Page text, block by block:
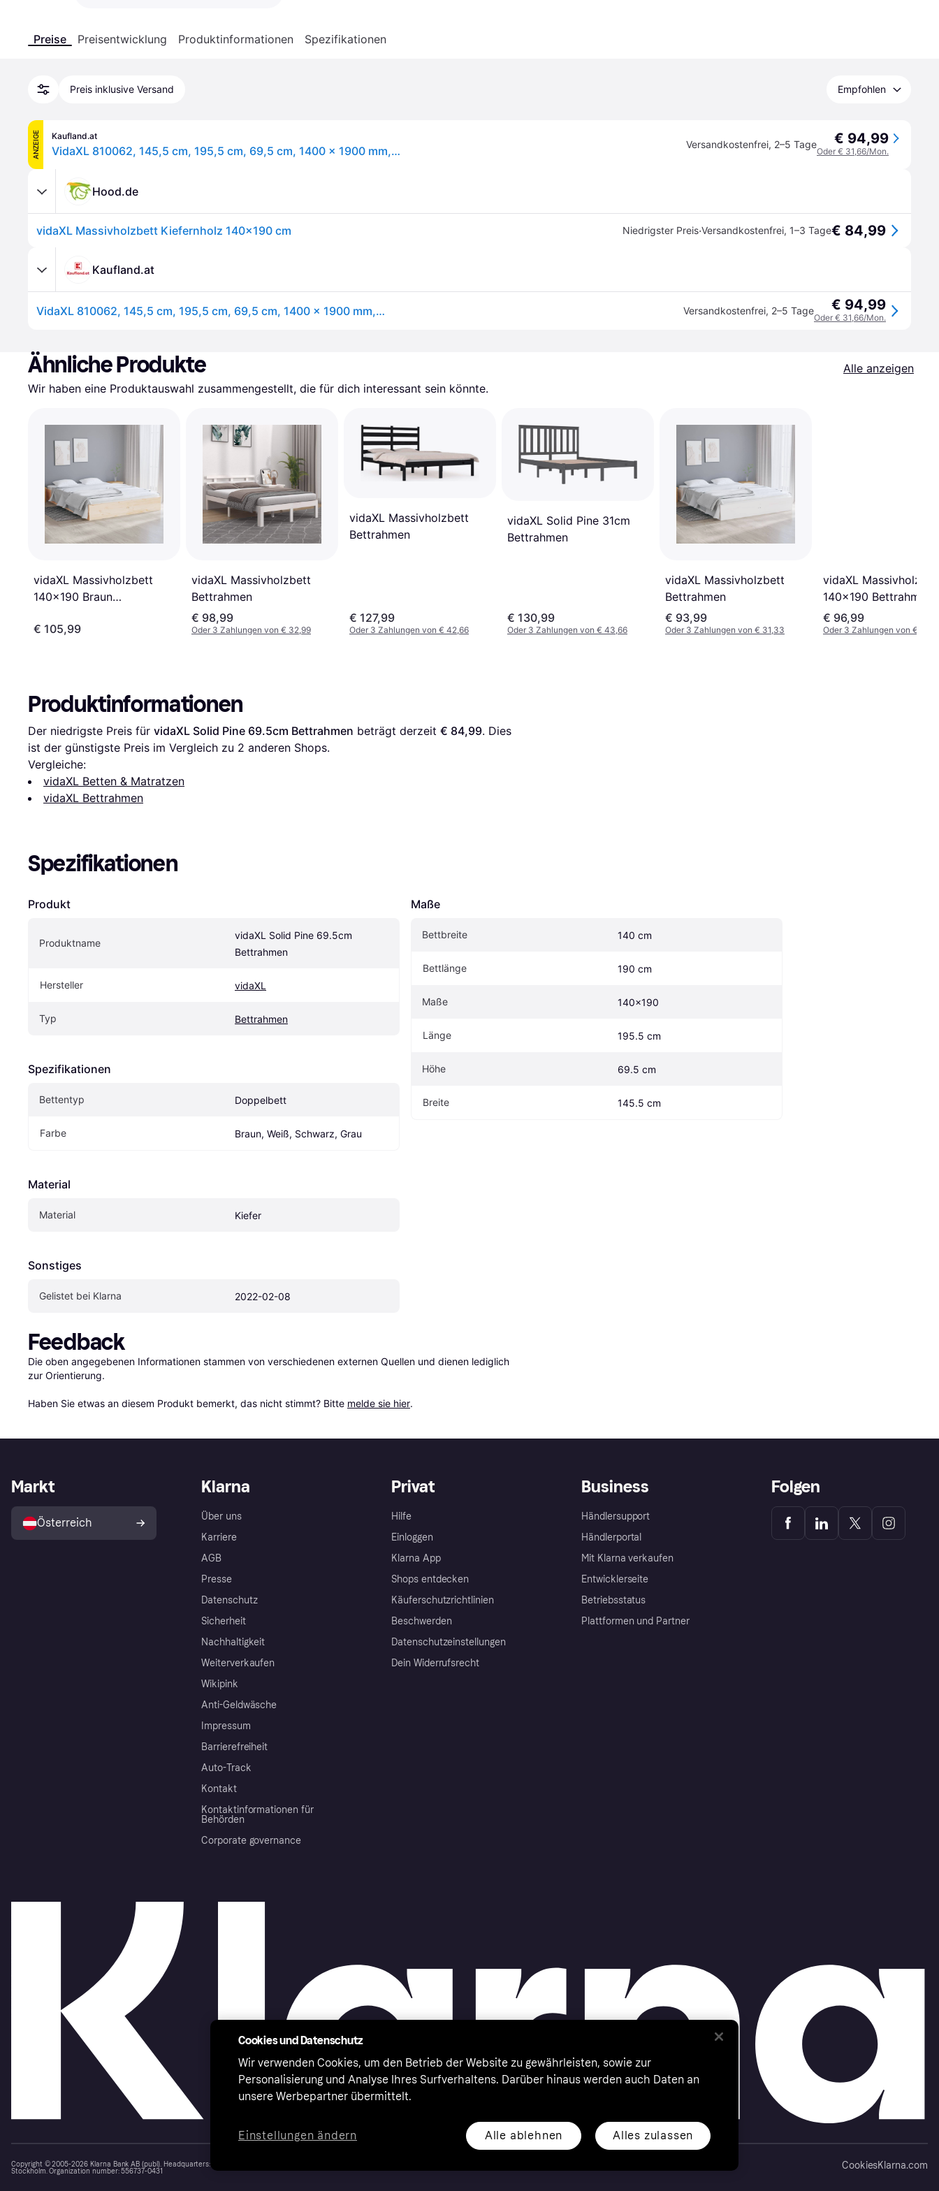
Preise Preisentwicklung Produktinformationen Spezifikationen
Preis inklusive Versand Empfohlen
ANZEIGE Kaufland.at
VidaXL 810062, 145,5 cm, 195,5 cm, 69,5 cm, 1400 x 1900 mm, 1 Stück(e) Versandkostenfrei, 2–5 Tage € 94,99
Oder € 31,66/Mon.
Hood.de
vidaXL Massivholzbett Kiefernholz 140x190 cm Niedrigster Preis·Versandkostenfrei, 1–3 Tage€ 84,99
Kaufland.at
VidaXL 810062, 145,5 cm, 195,5 cm, 69,5 cm, 1400 x 1900 mm, 1 Stück(e) Versandkostenfrei, 2–5 Tage € 94,99
Oder € 31,66/Mon.
Ähnliche Produkte
Alle anzeigen
Wir haben eine Produktauswahl zusammengestellt, die für dich interessant sein könnte.
vidaXL Massivholzbett
140x190 Braun
€ 105,99
vidaXL Massivholzbett
Bettrahmen
€ 98,99
Oder 3 Zahlungen von € 32,99
vidaXL Massivholzbett
Bettrahmen
€ 127,99
Oder 3 Zahlungen von € 42,66
vidaXL Solid Pine 31cm
Bettrahmen
€ 130,99
Oder 3 Zahlungen von € 43,66
vidaXL Massivholzbett
Bettrahmen
€ 93,99
Oder 3 Zahlungen von € 31,33
vidaXL
140x190 Bettrahmen
€ 96,99
Oder 3 Zahlungen von €
Produktinformationen
Der niedrigste Preis für vidaXL Solid Pine 69.5cm Bettrahmen beträgt derzeit € 84,99. Dies
ist der günstigste Preis im Vergleich zu 2 anderen Shops.
Vergleiche:
vidaXL Betten & Matratzen
vidaXL Bettrahmen
Spezifikationen
Produkt
Produktname
vidaXL Solid Pine 69.5cm
Bettrahmen
Hersteller vidaXL
Typ Bettrahmen
Spezifikationen
Bettentyp Doppelbett
Farbe Braun, Weiß, Schwarz, Grau
Material
Material Kiefer
Sonstiges
Gelistet bei Klarna 2022-02-08
Maße
Bettbreite 140 cm
Bettlänge 190 cm
Maße 140x190
Länge 195.5 cm
Höhe 69.5 cm
Breite 145.5 cm
Feedback
Die oben angegebenen Informationen stammen von verschiedenen externen Quellen und dienen lediglich
zur Orientierung.
Haben Sie etwas an diesem Produkt bemerkt, das nicht stimmt? Bitte melde sie hier.
Klarna
Über uns
Karriere
AGB
Presse
Datenschutz
Sicherheit
Nachhaltigkeit
Weiterverkaufen
Wikipink
Anti-Geldwäsche
Impressum
Barrierefreiheit
Auto-Track
Kontakt
Kontaktinformationen für
Behörden
Corporate governance
Privat
Hilfe
Einloggen
Klarna App
Shops entdecken
Käuferschutzrichtlinien
Beschwerden
Datenschutzeinstellungen
Dein Widerrufsrecht
Business
Händlersupport
Händlerportal
Mit Klarna verkaufen
Entwicklerseite
Betriebsstatus
Plattformen und Partner
Markt
Österreich
Folgen
Copyright © 2005-2026 Klarna Bank AB (publ). Headquarters: Stockholm, Sweden. All rights reserved. Klarna Bank AB (publ). Sveavägen 46, 111 34
Stockholm. Organization number: 556737-0431
CookiesKlarna.com
Cookies und Datenschutz
Wir verwenden Cookies, um den Betrieb der Website zu gewährleisten, sowie zur
Personalisierung und Analyse Ihres Surfverhaltens. Darüber hinaus werden auch Daten an
unsere Werbepartner übermittelt.
Alle ablehnen Alles zulassen
Einstellungen ändern